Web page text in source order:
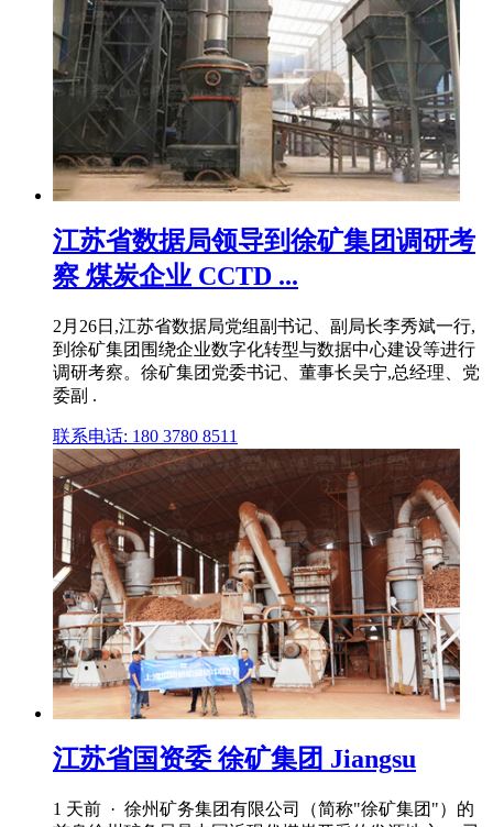
江苏省数据局领导到徐矿集团调研考
察 煤炭企业 CCTD ...
2月26日,江苏省数据局党组副书记、副局长李秀斌一行,
到徐矿集团围绕企业数字化转型与数据中心建设等进行
调研考察。徐矿集团党委书记、董事长吴宁,总经理、党
委副 .
联系电话: 180 3780 8511
江苏省国资委 徐矿集团 Jiangsu
1 天前 · 徐州矿务集团有限公司（简称"徐矿集团"）的